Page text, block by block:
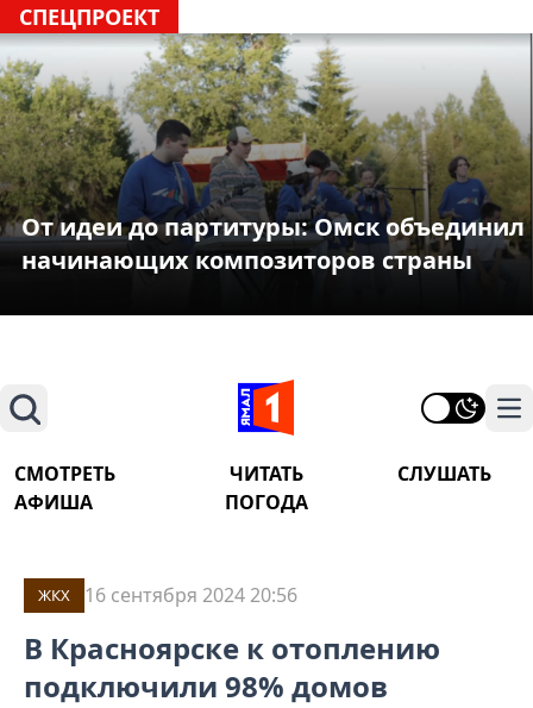
СПЕЦПРОЕКТ
От идеи до партитуры: Омск объединил
начинающих композиторов страны
Поиск
СМОТРЕТЬ ЧИТАТЬ
СЛУШАТЬ
АФИША
ПОГОДА
ЖКХ 16 сентября 2024 20:56
В Красноярске к отоплению
подключили 98% домов